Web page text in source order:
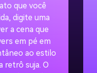
que você
digite uma
a cena que
em pé em
ao estilo
retrô suja. O